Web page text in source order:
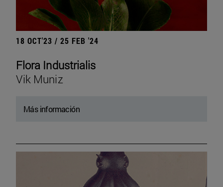
18 OCT'23 / 25 FEB '24
Flora Industrialis
Vik Muniz
Más información